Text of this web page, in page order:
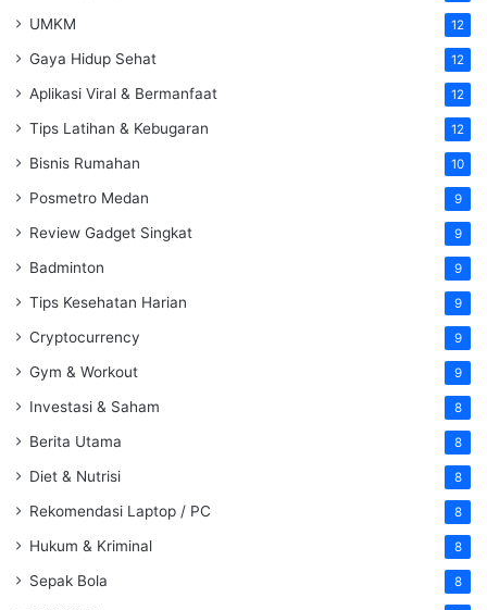
UMKM 12
Gaya Hidup Sehat 12
Aplikasi Viral & Bermanfaat 12
Tips Latihan & Kebugaran 12
Bisnis Rumahan 10
Posmetro Medan 9
Review Gadget Singkat 9
Badminton 9
Tips Kesehatan Harian 9
Cryptocurrency 9
Gym & Workout 9
Investasi & Saham 8
Berita Utama 8
Diet & Nutrisi 8
Rekomendasi Laptop / PC 8
Hukum & Kriminal 8
Sepak Bola 8